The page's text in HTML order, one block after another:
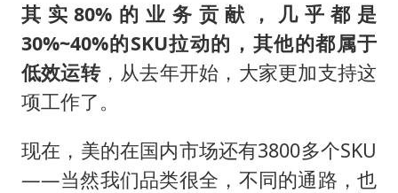
其实80%的业务贡献，几乎都是
30%~40%的SKU拉动的，其他的都属于
低效运转，从去年开始，大家更加支持这
项工作了。
现在，美的在国内市场还有3800多个SKU
——当然我们品类很全，不同的通路，也